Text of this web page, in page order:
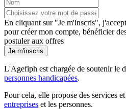
En cliquant sur "Je m'inscris",
pour créer mon compte, bénéficier
postuler aux offres
Je m'inscris
L'Agefiph est chargée de soutenir le
personnes handicapées.
Pour cela, elle propose des services
entreprises et les personnes.